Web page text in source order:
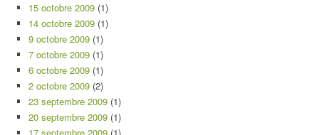
15 octobre 2009 (1)
14 octobre 2009 (1)
9 octobre 2009 (1)
7 octobre 2009 (1)
6 octobre 2009 (1)
2 octobre 2009 (2)
23 septembre 2009 (1)
20 septembre 2009 (1)